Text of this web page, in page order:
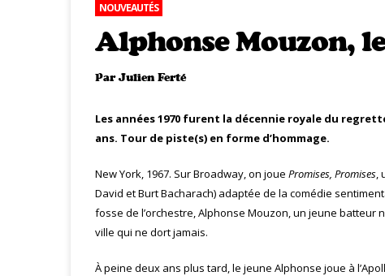
NOUVEAUTÉS
Alphonse Mouzon,
ParJulien Ferté
Les années 1970 furent la décennie royale du
ans. Tour de piste(s) en forme d’hommage.
New York, 1967. Sur Broadway, on joue Promises, Promises,
David et Burt Bacharach) adaptée de la comédie
fosse de l’orchestre, Alphonse Mouzon, un jeune
ville qui ne dort jamais.
À peine deux ans plus tard, le jeune Alphonse joue à